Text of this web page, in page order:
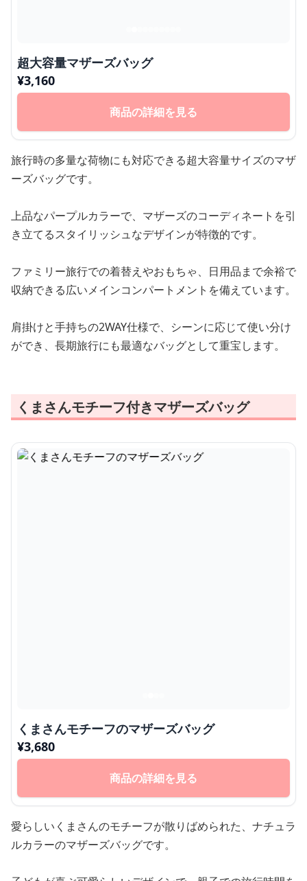
超大容量マザーズバッグ
¥3,160
商品の詳細を見る
旅行時の多量な荷物にも対応できる超大容量サイズのマザ
ーズバッグです。
上品なパープルカラーで、マザーズのコーディネートを引
き立てるスタイリッシュなデザインが特徴的です。
ファミリー旅行での着替えやおもちゃ、日用品まで余裕で
収納できる広いメインコンパートメントを備えています。
肩掛けと手持ちの2WAY仕様で、シーンに応じて使い分け
ができ、長期旅行にも最適なバッグとして重宝します。
くまさんモチーフ付きマザーズバッグ
くまさんモチーフのマザーズバッグ
¥3,680
商品の詳細を見る
愛らしいくまさんのモチーフが散りばめられた、ナチュラ
ルカラーのマザーズバッグです。